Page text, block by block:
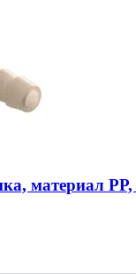
материал